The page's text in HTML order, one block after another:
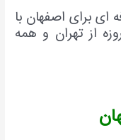
برای اصفهان با
از تهران و همه